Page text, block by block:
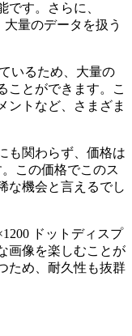
です。さらに、
量のデータを扱う
いるため、大量の
ことができます。こ
ントなど、さまざま
も関わらず、価格は
この価格でこのス
な機会と言えるでし
ドットディスプ
画像を楽しむことが
ため、耐久性も抜群